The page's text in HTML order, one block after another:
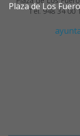
Plaza de Los
Tel. 948 34 00